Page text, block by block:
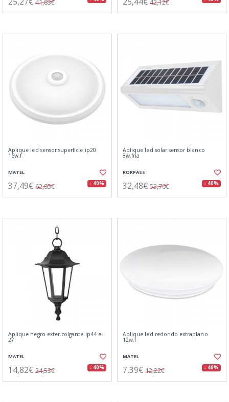
41,83€ 42,12€
Aplique led sensor superficie ip20
16w.f
MATEL
37,49€ 62,05€ - 40%
Aplique led solar sensor blanco
8w.fria
KORPASS
32,48€ 53,76€ - 40%
Aplique negro exter.colgante ip44 e-
27
MATEL
14,82€ 24,53€ - 40%
Aplique led redondo extraplano
12w.f
MATEL
7,39€ 12,22€ - 40%